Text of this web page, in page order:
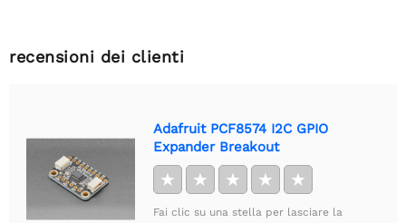
recensioni dei clienti
Adafruit PCF8574 I2C GPIO
Expander Breakout
★ ★ ★ ★ ★
Fai clic su una stella per lasciare la